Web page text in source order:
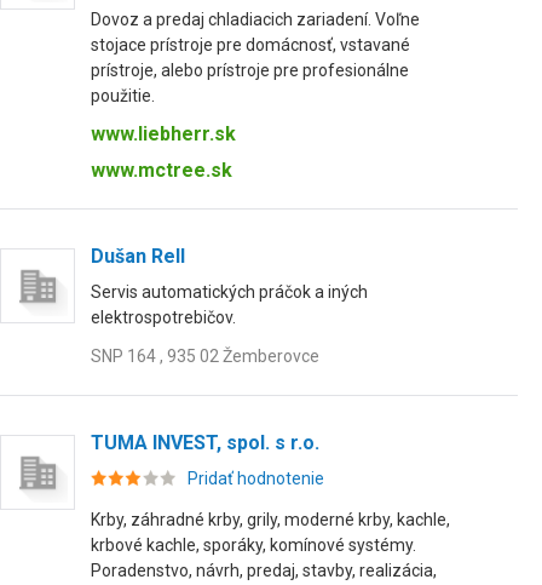
Dovoz a predaj chladiacich zariadení. Voľne
stojace prístroje pre domácnosť, vstavané
prístroje, alebo prístroje pre profesionálne
použitie.
www.liebherr.sk
www.mctree.sk
Dušan Rell
Servis automatických práčok a iných
elektrospotrebičov.
SNP 164 , 935 02 Žemberovce
TUMA INVEST, spol. s r.o.
Pridať hodnotenie
Krby, záhradné krby, grily, moderné krby, kachle,
krbové kachle, sporáky, komínové systémy.
Poradenstvo, návrh, predaj, stavby, realizácia,